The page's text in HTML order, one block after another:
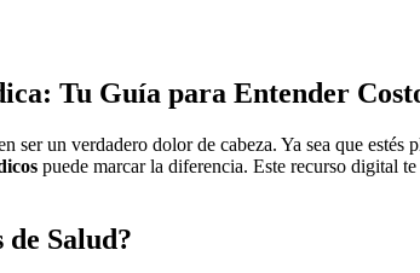
Tu Guía para Entender
ser un verdadero dolor de cabeza. Ya sea que
puede marcar la diferencia. Este recurso digital
Salud?